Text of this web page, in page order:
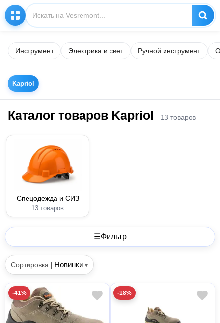
Инструмент Электрика и свет Ручной инструмент
Kapriol
Каталог товаров Kapriol 13 товаров
Спецодежда и СИЗ
13 товаров
☰Фильтр
Сортировка | Новинки ▾
-41% -18%